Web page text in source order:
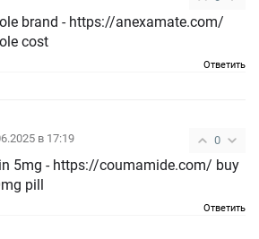
brand - https://anexamate.com/
cost
Ответить
0
в 17:19
5mg - https://coumamide.com/ buy
pill
Ответить